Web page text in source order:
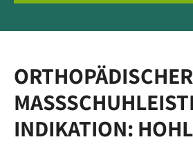
ORTHOPÄDISCHER
NDIKATION: